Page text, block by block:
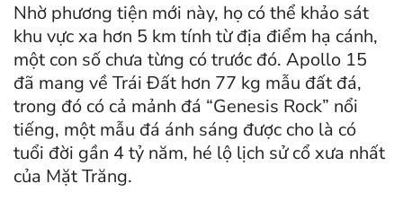
Nhờ phương tiện mới này, họ có thể khảo sát
khu vực xa hơn 5 km tính từ địa điểm hạ cánh,
một con số chưa từng có trước đó. Apollo 15
đã mang về Trái Đất hơn 77 kg mẫu đất đá,
trong đó có cả mảnh đá “Genesis Rock” nổi
tiếng, một mẫu đá ánh sáng được cho là có
tuổi đời gần 4 tỷ năm, hé lộ lịch sử cổ xưa nhất
của Mặt Trăng.